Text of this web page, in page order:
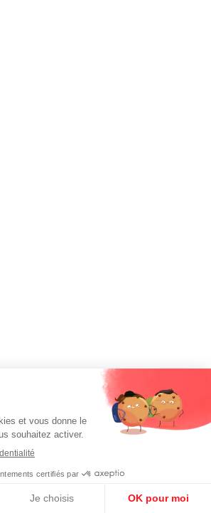
vous à notre
newsletter